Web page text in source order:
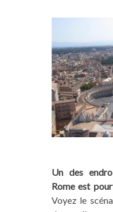
Un des
Rome est
Voyez le